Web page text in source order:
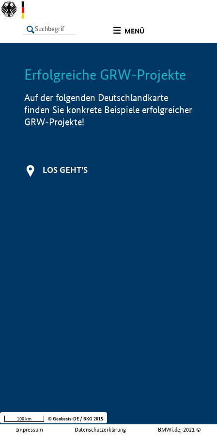
MENÜ
LISTE Info
Erfolgreiche GRW-Projekte
Auf der folgenden Deutschlandkarte
finden Sie konkrete Beispiele erfolgreicher
GRW-Projekte!
LOS GEHT'S
Impressum Datenschutzerklärung BMWi.de, 2021 ©
100 km © Geobasis-DE / BKG 2015